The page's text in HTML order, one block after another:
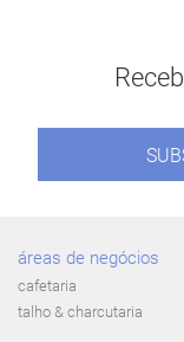
áreas de negócios
cafetaria
talho & charcutaria